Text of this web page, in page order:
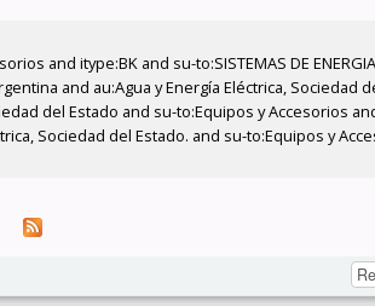
and itype:BK and su-to:SISTEMAS DE
and au:Agua y Energía Eléctrica, Sociedad
del Estado and su-to:Equipos y Accesorios
Sociedad del Estado. and su-to:Equipos y